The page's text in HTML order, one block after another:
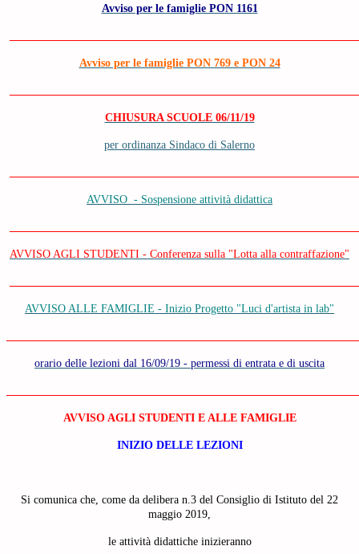
Avviso per le famiglie PON 1161
Avviso per le famiglie PON 769 e PON 24
CHIUSURA SCUOLE 06/11/19
per ordinanza Sindaco di Salerno
AVVISO - Sospensione attività didattica
AVVISO AGLI STUDENTI - Conferenza sulla "Lotta alla contraffazione"
AVVISO ALLE FAMIGLIE - Inizio Progetto "Luci d'artista in lab"
orario delle lezioni dal 16/09/19 - permessi di entrata e di uscita
AVVISO AGLI STUDENTI E ALLE FAMIGLIE
INIZIO DELLE LEZIONI
Si comunica che, come da delibera n.3 del Consiglio di Istituto del 22
maggio 2019,
le attività didattiche inizieranno